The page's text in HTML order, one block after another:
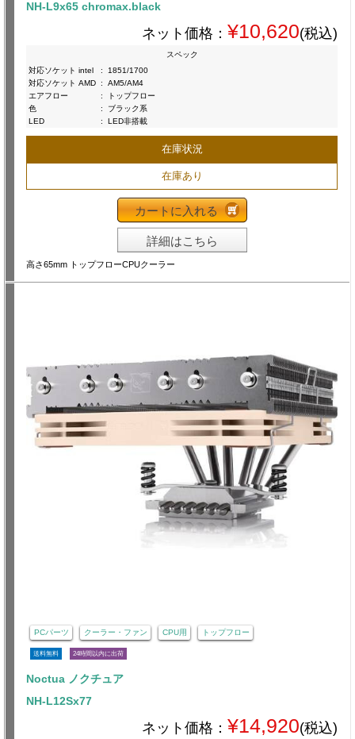
NH-L9x65 chromax.black
ネット価格： ¥10,620(税込)
スペック
対応ソケット intel
:
1851/1700
対応ソケット AMD :
AM5/AM4
エアフロー
:
トップフロー
色
:
ブラック系
LED
: LED非搭載
在庫状況
在庫あり
カートに入れる
詳細はこちら
高さ65mm トップフローCPUクーラー
PCパーツ クーラー・ファン CPU用 トップフロー
送料無料 24時間以内に出荷
Noctua ノクチュア
NH-L12Sx77
ネット価格： ¥14,920(税込)